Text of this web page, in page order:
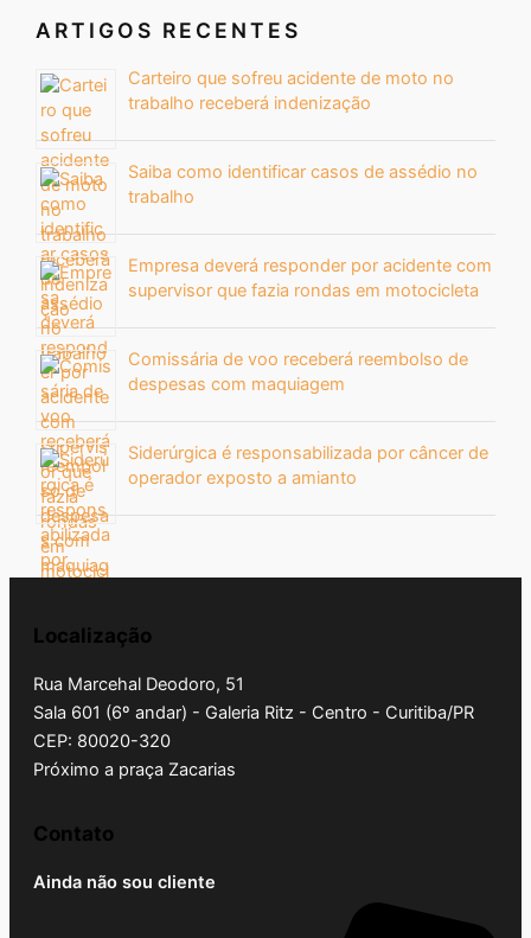
ARTIGOS RECENTES
Carteiro que sofreu acidente de moto no
trabalho receberá indenização
Saiba como identificar casos de assédio no
trabalho
Empresa deverá responder por acidente com
supervisor que fazia rondas em motocicleta
Comissária de voo receberá reembolso de
despesas com maquiagem
Siderúrgica é responsabilizada por câncer de
operador exposto a amianto
Localização
Rua Marcehal Deodoro, 51
Sala 601 (6º andar) - Galeria Ritz - Centro - Curitiba/PR
CEP: 80020-320
Próximo a praça Zacarias
Contato
Ainda não sou cliente